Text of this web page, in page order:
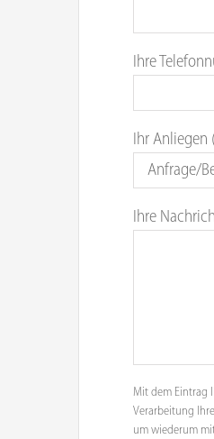
Ihre
Ihr Anliegen
Ihre
Mit dem Eintrag
Verarbeitung
um wiederum